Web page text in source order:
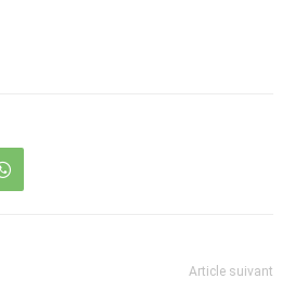
Article suivant